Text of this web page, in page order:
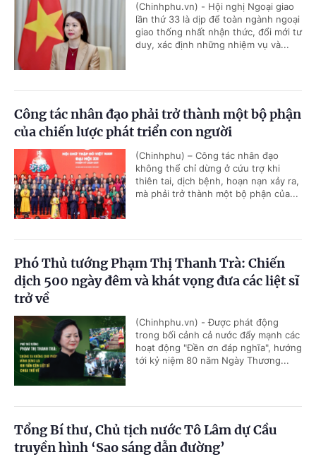
(Chinhphu.vn) - Hội nghị Ngoại giao
lần thứ 33 là dịp để toàn ngành ngoại
giao thống nhất nhận thức, đổi mới tư
duy, xác định những nhiệm vụ và...
Công tác nhân đạo phải trở thành một bộ phận
của chiến lược phát triển con người
(Chinhphu) – Công tác nhân đạo
không thể chỉ dừng ở cứu trợ khi
thiên tai, dịch bệnh, hoạn nạn xảy ra,
mà phải trở thành một bộ phận của...
Phó Thủ tướng Phạm Thị Thanh Trà: Chiến
dịch 500 ngày đêm và khát vọng đưa các liệt sĩ
trở về
(Chinhphu.vn) - Được phát động
trong bối cảnh cả nước đẩy mạnh các
hoạt động "Đền ơn đáp nghĩa", hướng
tới kỷ niệm 80 năm Ngày Thương...
Tổng Bí thư, Chủ tịch nước Tô Lâm dự Cầu
truyền hình ‘Sao sáng dẫn đường’